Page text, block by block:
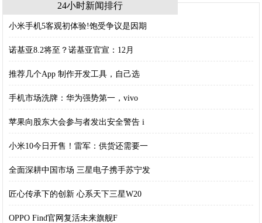
24小时新闻排行
小米手机5客观初体验!饱受争议是因期
诺基亚8.2将至？诺基亚官宣：12月
推荐几个App 制作开发工具，自己选
手机市场洗牌：华为强势第一，vivo
苹果向股东大会参与者发出安全警告 i
小米10今日开售！雷军：供货还需要一
全面深耕中国市场 三星电子携手苏宁发
匠心传承下的创新 心系天下三星W20
OPPO Find官网复活未来旗舰F